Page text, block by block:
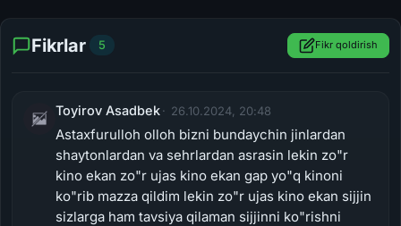
Fikrlar 5 Fikr qoldirish
Toyirov Asadbek 26.10.2024, 20:48
Astaxfurulloh olloh bizni bundaychin jinlardan
shaytonlardan va sehrlardan asrasin lekin zo"r
kino ekan zo"r ujas kino ekan gap yo"q kinoni
ko"rib mazza qildim lekin zo"r ujas kino ekan sijjin
sizlarga ham tavsiya qilaman sijjinni ko"rishni